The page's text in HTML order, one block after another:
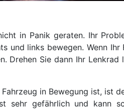
in Panik geraten. Ihr
und links bewegen. Wenn
Drehen Sie dann Ihr
in Bewegung ist, ist
sehr gefährlich und kann